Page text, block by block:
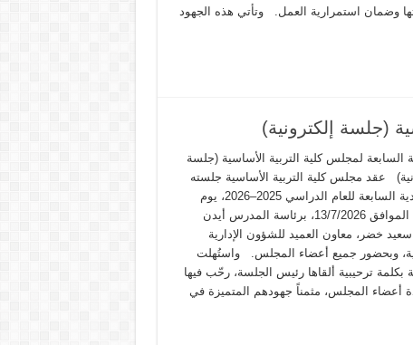
وضمان استمرارية العمل. وتأتي هذه الجهود
(جلسة إلكترونية)
السابعة لمجلس كلية التربية الأساسية (جلسة
عقد مجلس كلية التربية الأساسية جلسته
الاعتيادية السابعة للعام الدراسي 2025–2026، يوم
الاثنين الموافق 13/7/2026، برئاسة المدرس أيدن
خضر، معاون العميد للشؤون الإدارية
وبحضور جميع أعضاء المجلس. واستُهلت
بكلمة ترحيبية ألقاها رئيس الجلسة، رحّب فيها
أعضاء المجلس، مثمناً جهودهم المتميزة في